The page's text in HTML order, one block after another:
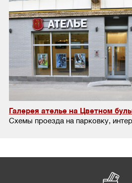
Галерея ателье на Цветном
Схемы проезда на парковку,